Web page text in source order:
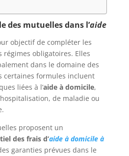
des mutuelles dans l’aide
objectif de compléter les
régimes obligatoires. Elles
dans le domaine des
certaines formules incluent
liées à l’aide à domicile,
de maladie ou
proposent un
des frais d’aide à domicile à
garanties prévues dans le